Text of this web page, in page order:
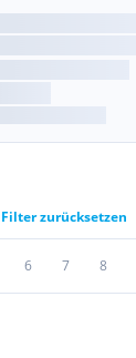
Filter zurücksetzen
6 7 8